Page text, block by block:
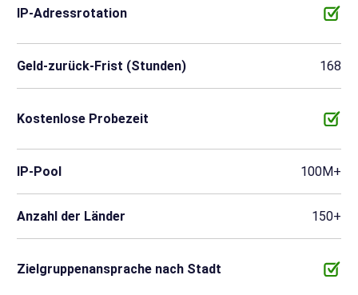
IP-Adressrotation
Geld-zurück-Frist (Stunden) 168
Kostenlose Probezeit
IP-Pool 100M+
Anzahl der Länder 150+
Zielgruppenansprache nach Stadt